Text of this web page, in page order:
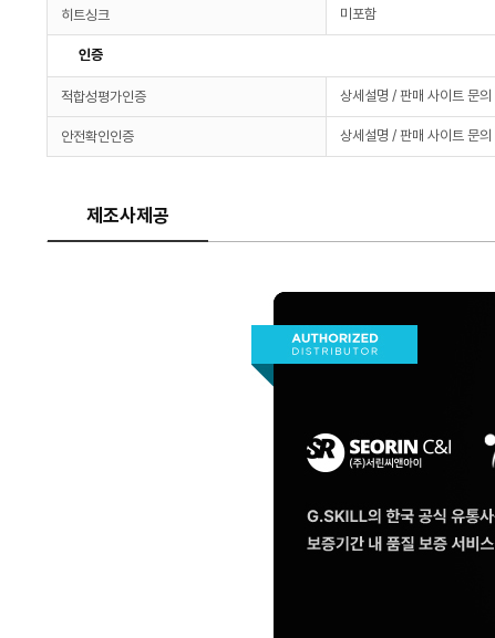
히트싱크 미포함
인증
적합성평가인증 상세설명 / 판매 사이트 문의
안전확인인증 상세설명 / 판매 사이트 문의
제조사제공